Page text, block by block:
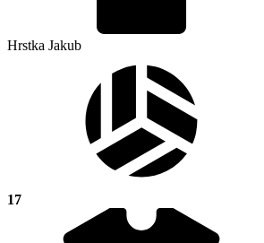
Hrstka Jakub
17